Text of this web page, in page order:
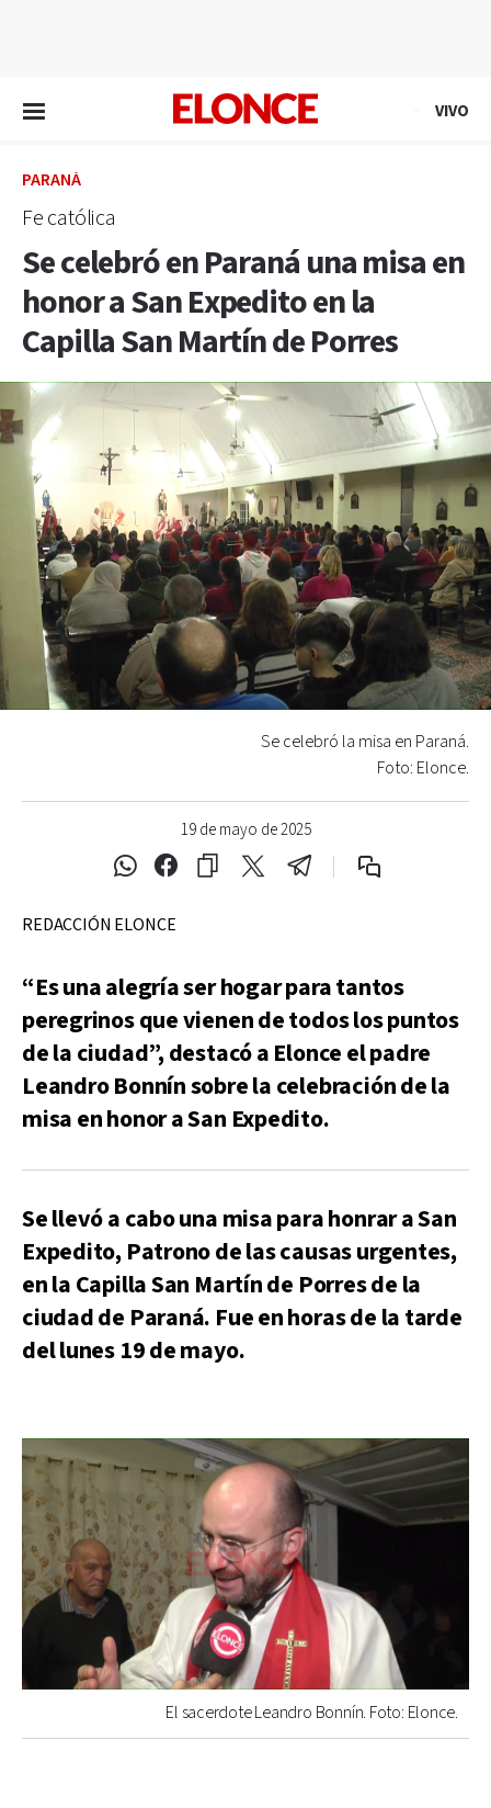
VIVO
PARANÁ
Fe católica
Se celebró en Paraná una misa en
honor a San Expedito en la
Capilla San Martín de Porres
19 de mayo de 2025
Se celebró la misa en Paraná.
Foto: Elonce.
REDACCIÓN ELONCE
“Es una alegría ser hogar para tantos
peregrinos que vienen de todos los puntos
de la ciudad”, destacó a Elonce el padre
Leandro Bonnín sobre la celebración de la
misa en honor a San Expedito.
Se llevó a cabo una misa para honrar a San
Expedito, Patrono de las causas urgentes,
en la Capilla San Martín de Porres de la
ciudad de Paraná. Fue en horas de la tarde
del lunes 19 de mayo.
El sacerdote Leandro Bonnín. Foto: Elonce.